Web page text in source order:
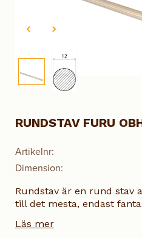
Artikelnr:
Dimension:
RUNDSTAV FURU
Rundstav är en rund stav
till det mesta, endast
Läs mer